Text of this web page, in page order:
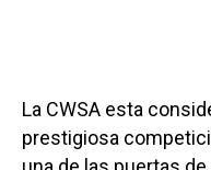
La CWSA esta
prestigiosa